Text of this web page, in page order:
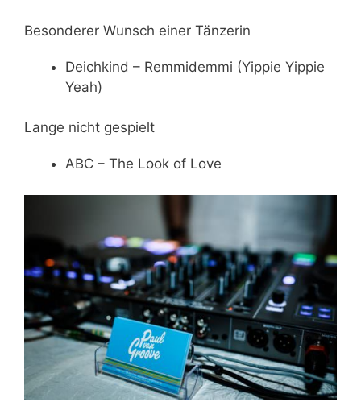
Besonderer Wunsch einer Tänzerin
Deichkind – Remmidemmi (Yippie Yippie
Yeah)
Lange nicht gespielt
ABC – The Look of Love